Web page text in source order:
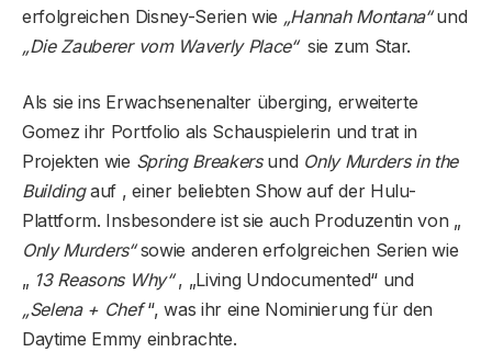
erfolgreichen Disney-Serien wie „Hannah Montana“und
„Die Zauberer vom Waverly Place“sie zum Star.
Als sie ins Erwachsenenalter überging, erweiterte
Gomez ihr Portfolio als Schauspielerin und trat in
Projekten wie Spring Breakersund Only Murders in the
Buildingauf , einer beliebten Show auf der Hulu-
Plattform. Insbesondere ist sie auch Produzentin von „
Only Murders“sowie anderen erfolgreichen Serien wie
„ 13 Reasons Why“, „Living Undocumented“ und
„Selena + Chef“, was ihr eine Nominierung für den
Daytime Emmy einbrachte.